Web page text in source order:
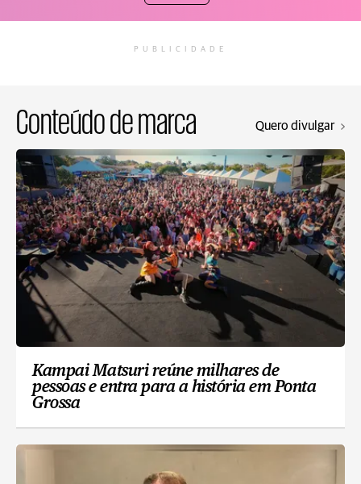
PUBLICIDADE
Conteúdo de marca Quero divulgar
Kampai Matsuri reúne milhares de
pessoas e entra para a história em Ponta
Grossa